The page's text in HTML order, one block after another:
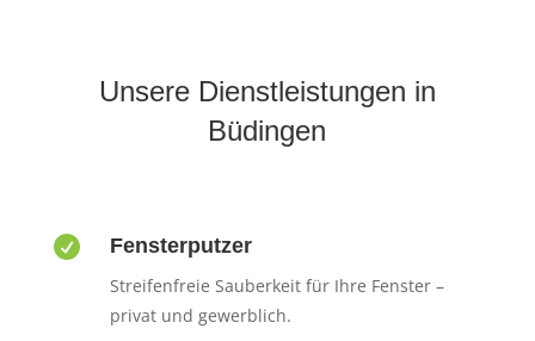
Unsere Dienstleistungen in
Büdingen
 Fensterputzer
Streifenfreie Sauberkeit für Ihre Fenster –
privat und gewerblich.